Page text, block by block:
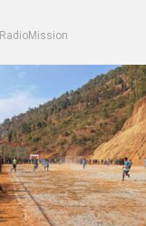
RadioMission